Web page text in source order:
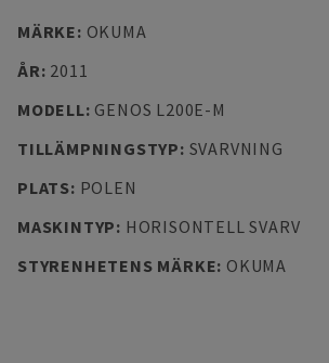
MÄRKE: OKUMA
ÅR: 2011
MODELL: GENOS L200E-M
TILLÄMPNINGSTYP: SVARVNING
PLATS: POLEN
MASKINTYP: HORISONTELL SVARV
STYRENHETENS MÄRKE: OKUMA